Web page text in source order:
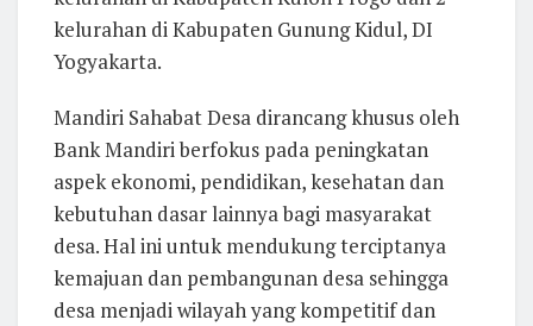
kelurahan di Kabupaten Gunung Kidul, DI
Yogyakarta.
Mandiri Sahabat Desa dirancang khusus oleh
Bank Mandiri berfokus pada peningkatan
aspek ekonomi, pendidikan, kesehatan dan
kebutuhan dasar lainnya bagi masyarakat
desa. Hal ini untuk mendukung terciptanya
kemajuan dan pembangunan desa sehingga
desa menjadi wilayah yang kompetitif dan